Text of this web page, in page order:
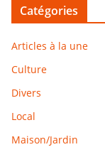
Catégories
Articles à la une
Culture
Divers
Local
Maison/Jardin